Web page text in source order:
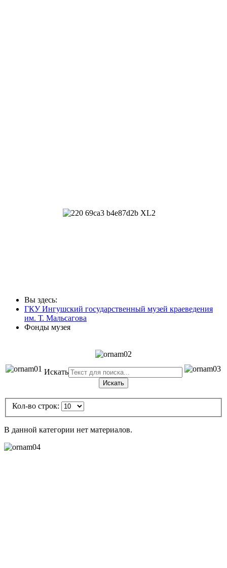
Вы здесь:
ГКУ Ингушский государственный музей краеведения
им. Т. Мальсагова
Фонды музея
Искать
Искать
Кол-во строк:
В данной категории нет материалов.